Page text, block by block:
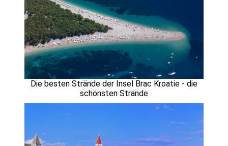
Die besten Strände der Insel Brac Kroatie - die
schönsten Strände